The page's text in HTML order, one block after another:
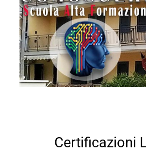
Certificazioni